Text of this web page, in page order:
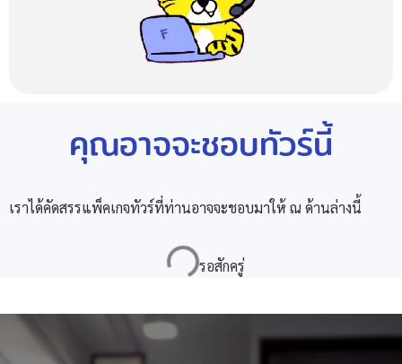
คุณอาจจะชอบทัวร์นี้
เราได้คัดสรรแพ็คเกจทัวร์ที่ท่านอาจจะชอบมาให้ ณ ด้านล่างนี้